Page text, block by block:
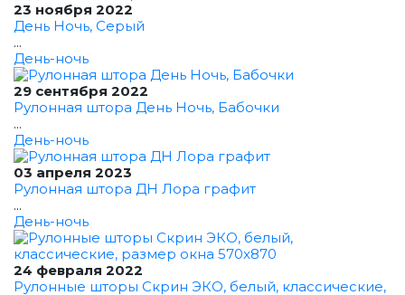
23 ноября 2022
День Ночь, Серый
...
День-ночь
29 сентября 2022
Рулонная штора День Ночь, Бабочки
...
День-ночь
03 апреля 2023
Рулонная штора ДН Лора графит
...
День-ночь
24 февраля 2022
Рулонные шторы Скрин ЭКО, белый, классические,